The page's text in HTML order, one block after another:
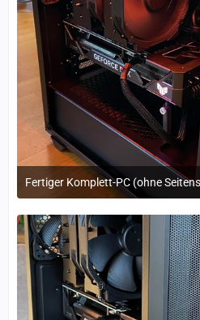
Fertiger Komplett-PC (ohne
29. März 2023 um 11:17